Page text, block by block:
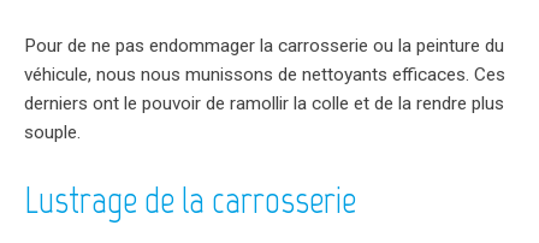
Pour de ne pas endommager la carrosserie ou la peinture du
véhicule, nous nous munissons de nettoyants efficaces. Ces
derniers ont le pouvoir de ramollir la colle et de la rendre plus
souple.
Lustrage de la carrosserie